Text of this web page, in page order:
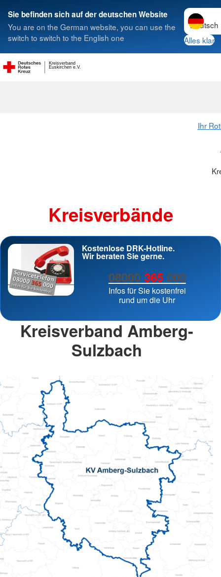
Sie befinden sich auf der deutschen Website
You are on the German website, you can use the
switch to switch to the English one
Sprache
Alles klar
Euskirchen e.V.
Kreisverband
Suche
Ihr
Kreisverbände
Kostenlose DRK-Hotline.
Wir beraten Sie gerne.
08000 365000
Infos für Sie kostenfrei
rund um die Uhr
Kreisverband Amberg-
Sulzbach